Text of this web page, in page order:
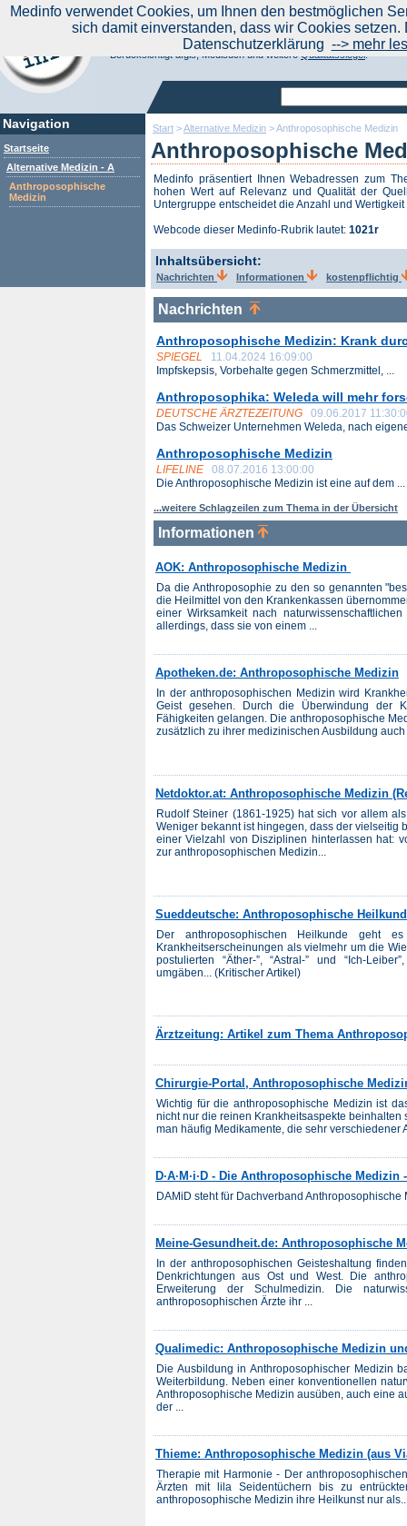
Start >Alternative Medizin >Anthroposophische Medizin
Anthroposophische
Medinfo präsentiert Ihnen Webadressen zum
hohen Wert auf Relevanz und Qualität der
Untergruppe entscheidet die Anzahl und
Webcode dieser Medinfo-Rubrik lautet: 1021r
Inhaltsübersicht:
Nachrichten Informationen kostenpflichtig
Nachrichten
Anthroposophische Medizin: Krank
SPIEGEL
11.04.2024 16:09:00
Impfskepsis, Vorbehalte gegen Schmerzmittel, ...
Anthroposophika: Weleda will mehr
DEUTSCHE ÄRZTEZEITUNG
09.06.2017
Das Schweizer Unternehmen Weleda, nach
Anthroposophische Medizin
LIFELINE
08.07.2016 13:00:00
Die Anthroposophische Medizin ist eine auf dem ...
...weitere Schlagzeilen zum Thema in der Übersicht
Informationen
AOK: Anthroposophische Medizin
Da die Anthroposophie zu den so genannten
die Heilmittel von den Krankenkassen
einer Wirksamkeit nach
allerdings, dass sie von einem ...
Apotheken.de: Anthroposophische Medizin
In der anthroposophischen Medizin wird
Geist gesehen. Durch die Überwindung der
Fähigkeiten gelangen. Die anthroposophische
zusätzlich zu ihrer medizinischen Ausbildung auch
Netdoktor.at: Anthroposophische Medizin
Rudolf Steiner (1861-1925) hat sich vor allem
Weniger bekannt ist hingegen, dass der
einer Vielzahl von Disziplinen hinterlassen hat:
zur anthroposophischen Medizin...
Sueddeutsche: Anthroposophische
Der anthroposophischen Heilkunde geht
Krankheitserscheinungen als vielmehr um die
postulierten “Äther-”, “Astral-” und “Ich-
umgäben... (Kritischer Artikel)
Ärztzeitung: Artikel zum Thema
Chirurgie-Portal, Anthroposophische
Wichtig für die anthroposophische Medizin ist
nicht nur die reinen Krankheitsaspekte
man häufig Medikamente, die sehr verschiedener
D·A·M·i·D - Die Anthroposophische
DAMiD steht für Dachverband
Meine-Gesundheit.de: Anthroposophische
In der anthroposophischen Geisteshaltung
Denkrichtungen aus Ost und West. Die
Erweiterung der Schulmedizin. Die
anthroposophischen Ärzte ihr ...
Qualimedic: Anthroposophische Medizin
Die Ausbildung in Anthroposophischer Medizin
Weiterbildung. Neben einer konventionellen
Anthroposophische Medizin ausüben, auch eine
der ...
Thieme: Anthroposophische Medizin (aus
Therapie mit Harmonie - Der
Ärzten mit lila Seidentüchern bis zu
anthroposophische Medizin ihre Heilkunst nur
Navigation
Startseite
Alternative Medizin - A
Anthroposophische
Medizin
Aktuelle Nachrichten|
Suchen Sie noch oder Finden Sie schon?
Medinfo.de - Meta-Portal für Gesundheitsthemen
Berücksichtigt afgis, Medisuch und weitereQualitätssiegel.
Medinfo verwendet Cookies, um Ihnen den bestmöglichen
sich damit einverstanden, dass wir Cookies
Datenschutzerklärung --> mehr